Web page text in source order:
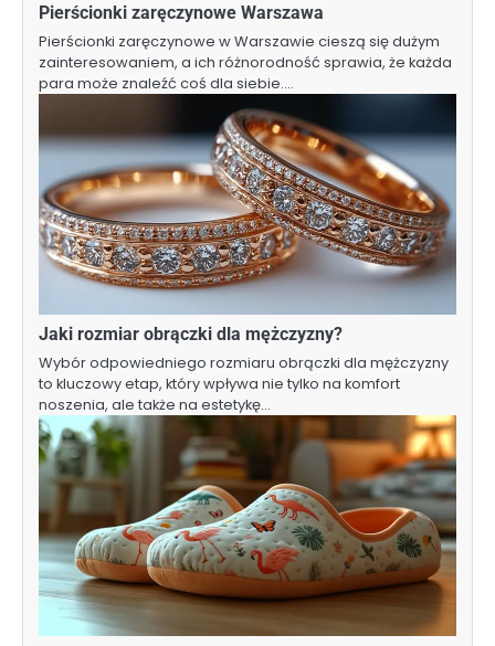
Pierścionki zaręczynowe Warszawa
Pierścionki zaręczynowe w Warszawie cieszą się dużym
zainteresowaniem, a ich różnorodność sprawia, że każda
para może znaleźć coś dla siebie.…
Jaki rozmiar obrączki dla mężczyzny?
Wybór odpowiedniego rozmiaru obrączki dla mężczyzny
to kluczowy etap, który wpływa nie tylko na komfort
noszenia, ale także na estetykę…